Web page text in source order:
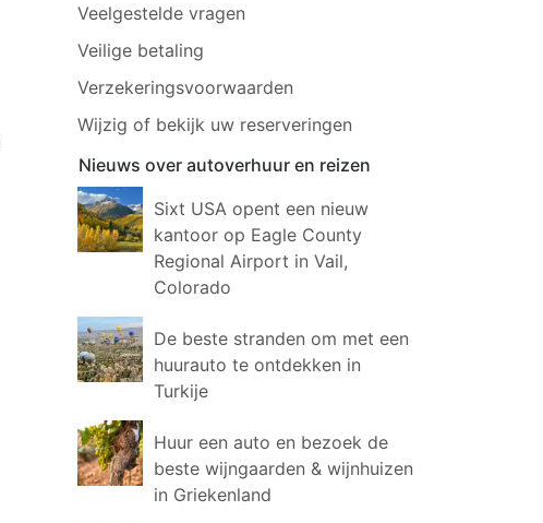
Veelgestelde vragen
Veilige betaling
Verzekeringsvoorwaarden
Wijzig of bekijk uw reserveringen
Nieuws over autoverhuur en reizen
Sixt USA opent een nieuw
kantoor op Eagle County
Regional Airport in Vail,
Colorado
De beste stranden om met een
huurauto te ontdekken in
Turkije
Huur een auto en bezoek de
beste wijngaarden & wijnhuizen
in Griekenland